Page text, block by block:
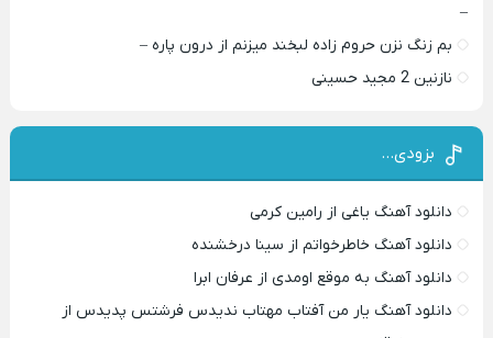
–
بم زنگ نزن حروم زاده لبخند میزنم از درون پاره –
نازنین 2 مجید حسینی
بزودی…
دانلود آهنگ یاغی از رامین کرمی
دانلود آهنگ خاطرخواتم از سینا درخشنده
دانلود آهنگ به موقع اومدی از عرفان ابرا
دانلود آهنگ یار من آفتاب مهتاب ندیدس فرشتس پدیدس از